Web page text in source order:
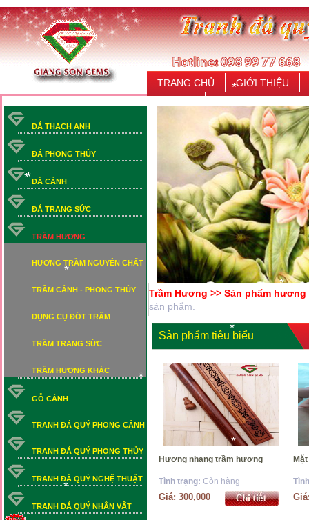
TRANG CHỦ
GIỚI THIỆU
ĐÁ THẠCH ANH
ĐÁ PHONG THỦY
ĐÁ CẢNH
ĐÁ TRANG SỨC
TRẦM HƯƠNG
HƯƠNG TRẦM NGUYÊN CHẤT
TRẦM CẢNH - PHONG THỦY
DỤNG CỤ ĐỐT TRẦM
TRẦM TRANG SỨC
TRẦM HƯƠNG KHÁC
GỖ CẢNH
TRANH ĐÁ QUÝ PHONG CẢNH
TRANH ĐÁ QUÝ PHONG THỦY
TRANH ĐÁ QUÝ NGHỆ THUẬT
TRANH ĐÁ QUÝ NHÂN VẬT
Trầm Hương >> Sản phẩm hương
sản phẩm.
Sản phẩm tiêu biểu
Hương nhang trầm hương
Tình trạng: Còn hàng
Giá: 300,000
*
*
*
*
*
*
*
*
*
*
*
*
*
*